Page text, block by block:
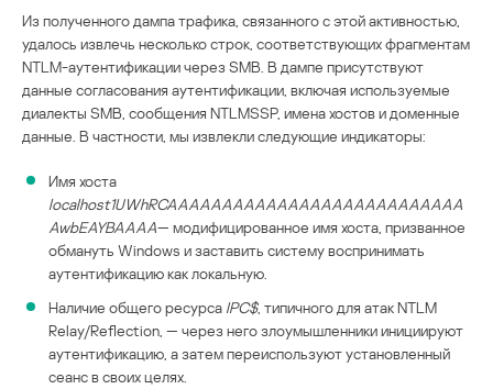
Из полученного дампа трафика, связанного с этой активностью,
удалось извлечь несколько строк, соответствующих фрагментам
NTLM-аутентификации через SMB. В дампе присутствуют
данные согласования аутентификации, включая используемые
диалекты SMB, сообщения NTLMSSP, имена хостов и доменные
данные. В частности, мы извлекли следующие индикаторы:
Имя хоста
localhost1UWhRCAAAAAAAAAAAAAAAAAAAAAAAAAAA
AwbEAYBAAAA— модифицированное имя хоста, призванное
обмануть Windows и заставить систему воспринимать
аутентификацию как локальную.
Наличие общего ресурса IPC$, типичного для атак NTLM
Relay/Reflection, — через него злоумышленники инициируют
аутентификацию, а затем переиспользуют установленный
сеанс в своих целях.